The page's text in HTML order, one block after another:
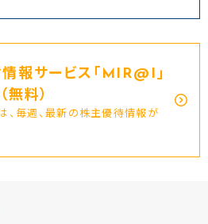
報サービス｢MIR@I｣
無料）
、毎週、最新の株主優待情報が